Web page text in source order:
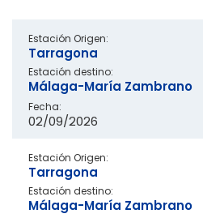
Estación Origen:
Tarragona
Estación destino:
Málaga-María Zambrano
Fecha:
02/09/2026
Estación Origen:
Tarragona
Estación destino:
Málaga-María Zambrano